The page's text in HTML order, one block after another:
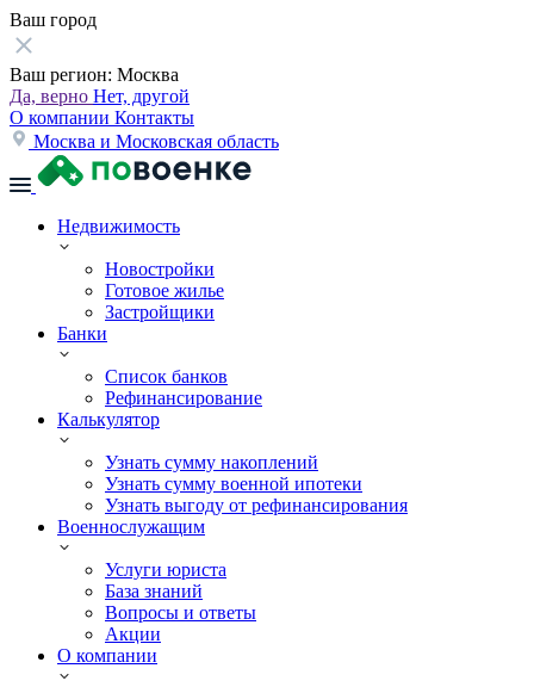
Ваш город
Ваш регион: Москва
Да, верно Нет, другой
О компании Контакты
Москва и Московская область
Недвижимость
Новостройки
Готовое жилье
Застройщики
Банки
Список банков
Рефинансирование
Калькулятор
Узнать сумму накоплений
Узнать сумму военной ипотеки
Узнать выгоду от рефинансирования
Военнослужащим
Услуги юриста
База знаний
Вопросы и ответы
Акции
О компании